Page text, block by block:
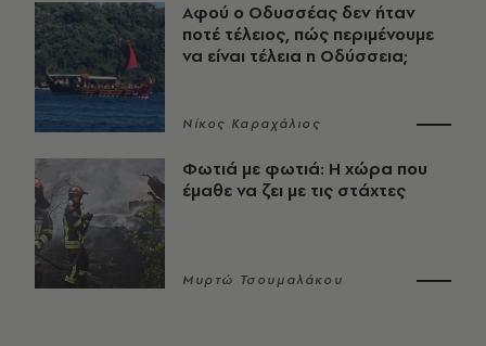
Αφού ο Οδυσσέας δεν ήταν
ποτέ τέλειος, πώς περιμένουμε
να είναι τέλεια η Οδύσσεια;
Νίκος Καραχάλιος
Φωτιά με φωτιά: Η χώρα που
έμαθε να ζει με τις στάχτες
Μυρτώ Τσουμαλάκου